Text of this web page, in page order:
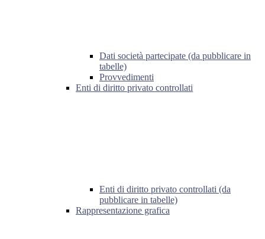
Dati società partecipate (da pubblicare in
tabelle)
Provvedimenti
Enti di diritto privato controllati
Enti di diritto privato controllati (da
pubblicare in tabelle)
Rappresentazione grafica